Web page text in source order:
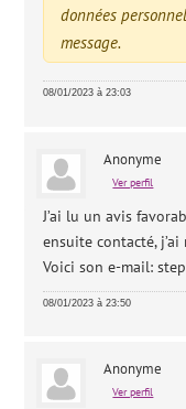
données
message.
08/01/2023 à 23:03
Anonyme
Ver perfil
J’ai lu un avis
ensuite contacté,
Voici son e-mail:
08/01/2023 à 23:50
Anonyme
Ver perfil